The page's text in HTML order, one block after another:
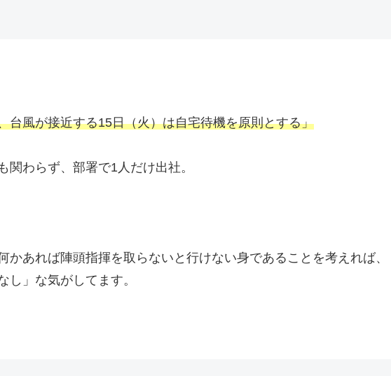
台風が接近する15日（火）は自宅待機を原則とする」
関わらず、部署で1人だけ出社。
かあれば陣頭指揮を取らないと行けない身であることを考えれば、
し」な気がしてます。